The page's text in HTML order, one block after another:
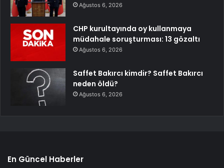
Ağustos 6, 2026
CHP kurultayında oy kullanmaya
müdahale soruşturması: 13 gözaltı
Ağustos 6, 2026
Saffet Bakırcı kimdir? Saffet Bakırcı
neden öldü?
Ağustos 6, 2026
En Güncel Haberler